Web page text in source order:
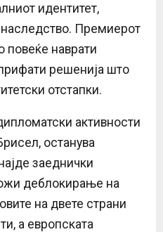
идентитет,
наследство. Премиерот
повеќе наврати
решенија што
отстапки.
активности
останува
заеднички
деблокирање на
на двете страни
а европската